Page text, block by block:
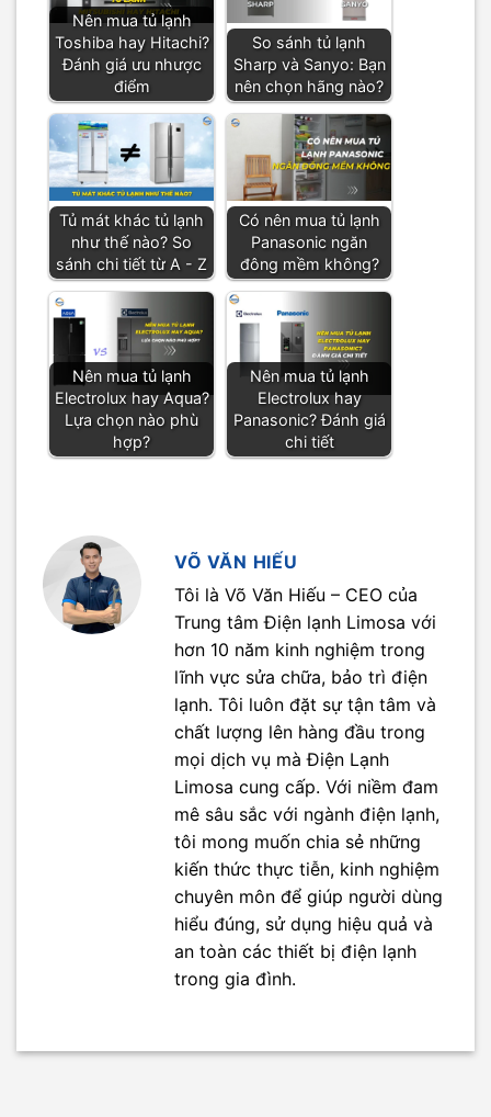
Nên mua tủ lạnh
Toshiba hay Hitachi?
Đánh giá ưu nhược
điểm
So sánh tủ lạnh
Sharp và Sanyo: Bạn
nên chọn hãng nào?
Tủ mát khác tủ lạnh
như thế nào? So
sánh chi tiết từ A - Z
Có nên mua tủ lạnh
Panasonic ngăn
đông mềm không?
Nên mua tủ lạnh
Electrolux hay Aqua?
Lựa chọn nào phù
hợp?
Nên mua tủ lạnh
Electrolux hay
Panasonic? Đánh giá
chi tiết
VÕ VĂN HIẾU
Tôi là Võ Văn Hiếu – CEO của
Trung tâm Điện lạnh Limosa với
hơn 10 năm kinh nghiệm trong
lĩnh vực sửa chữa, bảo trì điện
lạnh. Tôi luôn đặt sự tận tâm và
chất lượng lên hàng đầu trong
mọi dịch vụ mà Điện Lạnh
Limosa cung cấp. Với niềm đam
mê sâu sắc với ngành điện lạnh,
tôi mong muốn chia sẻ những
kiến thức thực tiễn, kinh nghiệm
chuyên môn để giúp người dùng
hiểu đúng, sử dụng hiệu quả và
an toàn các thiết bị điện lạnh
trong gia đình.